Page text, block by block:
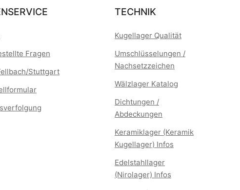
Fragen
Stuttgart
TECHNIK
Kugellager Qualität
Umschlüsselungen /
Nachsetzzeichen
Wälzlager Katalog
Dichtungen /
Abdeckungen
Keramiklager (Keramik
Kugellager) Infos
Edelstahllager
(Nirolager) Infos